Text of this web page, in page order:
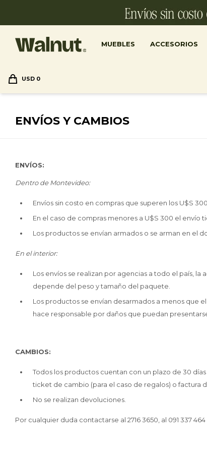
MUEBLES ACCESORIOS
USD 0
ENVÍOS Y CAMBIOS
ENVÍOS:
Dentro de Montevideo:
Envíos sin costo en compras que superen los U$S 300.
En el caso de compras menores a U$S 300 el
Los productos se envían armados o se arman en el
En el interior:
Los envíos se realizan por agencias a todo el país,
depende del peso y tamaño del paquete.
Los productos se envían desarmados a menos que
hace responsable por daños que puedan
CAMBIOS:
Todos los productos cuentan con un plazo de 30
ticket de cambio (para el caso de regalos) o factura
No se realizan devoluciones.
Por cualquier duda contactarse al 2716 3650, al 091 337